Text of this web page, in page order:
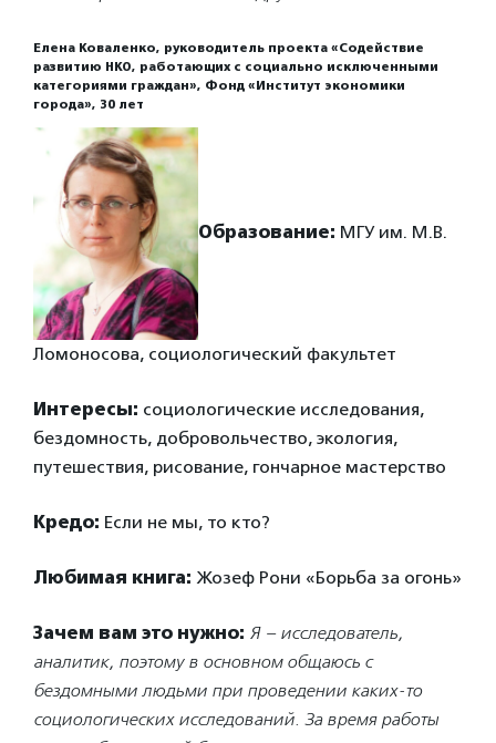
Елена Коваленко, руководитель проекта «Содействие
развитию НКО, работающих с социально исключенными
категориями граждан», Фонд «Институт экономики
города», 30 лет
Образование: МГУ им. М.В.
Ломоносова, социологический факультет
Интересы: социологические исследования,
бездомность, добровольчество, экология,
путешествия, рисование, гончарное мастерство
Кредо: Если не мы, то кто?
Любимая книга: Жозеф Рони «Борьба за огонь»
Зачем вам это нужно: Я – исследователь,
аналитик, поэтому в основном общаюсь с
бездомными людьми при проведении каких-то
социологических исследований. За время работы